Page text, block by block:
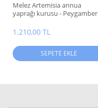
Melez Artemisia annua
yaprağı kurusu - Peygamber
çayı
1.210,00 TL
SEPETE EKLE